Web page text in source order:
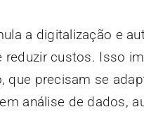
a digitalização e
reduzir custos. Isso
que precisam se
análise de dados,